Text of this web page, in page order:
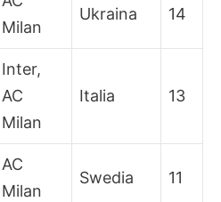
Milan
Ukraina 14
Inter,
AC
Milan
Italia 13
AC
Milan
Swedia 11